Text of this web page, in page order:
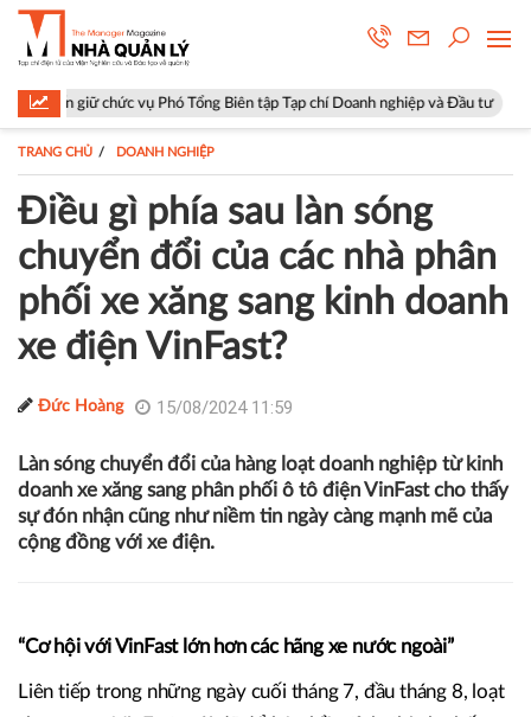
Tổng Biên tập Tạp chí Doanh nghiệp và Đầu tư Hà Nội: Phường
TRANG CHỦ DOANH NGHIỆP
Điều gì phía sau làn sóng
chuyển đổi của các nhà phân
phối xe xăng sang kinh doanh
xe điện VinFast?
doanh xe xăng sang phân phối ô tô điện VinFast cho thấy
sự đón nhận cũng như niềm tin ngày càng mạnh mẽ của
cộng đồng với xe điện.